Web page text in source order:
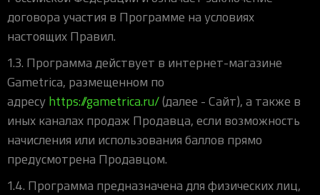
Razer Axon
Streamer Companion App
Cortex
договора участия в Программе на условиях
настоящих Правил.
1.3. Программа действует в интернет-магазине
Gametrica, размещенном по
адресу https://gametrica.ru/(далее - Сайт), а также в
иных каналах продаж Продавца, если возможность
начисления или использования баллов прямо
предусмотрена Продавцом.
1.4. Программа предназначена для физических лиц,